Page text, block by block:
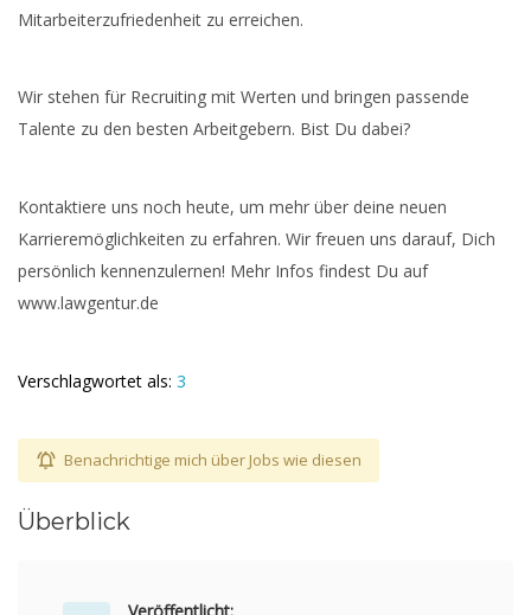
Mitarbeiterzufriedenheit zu erreichen.
Wir stehen für Recruiting mit Werten und bringen passende
Talente zu den besten Arbeitgebern. Bist Du dabei?
Kontaktiere uns noch heute, um mehr über deine neuen
Karrieremöglichkeiten zu erfahren. Wir freuen uns darauf, Dich
persönlich kennenzulernen! Mehr Infos findest Du auf
www.lawgentur.de
Verschlagwortet als: 3
Benachrichtige mich über Jobs wie diesen
Überblick